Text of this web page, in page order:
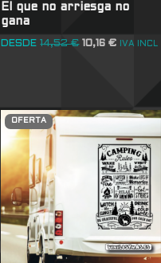
El que no arriesga no
gana
DESDE 14,52€ 10,16€ IVA INCL
OFERTA